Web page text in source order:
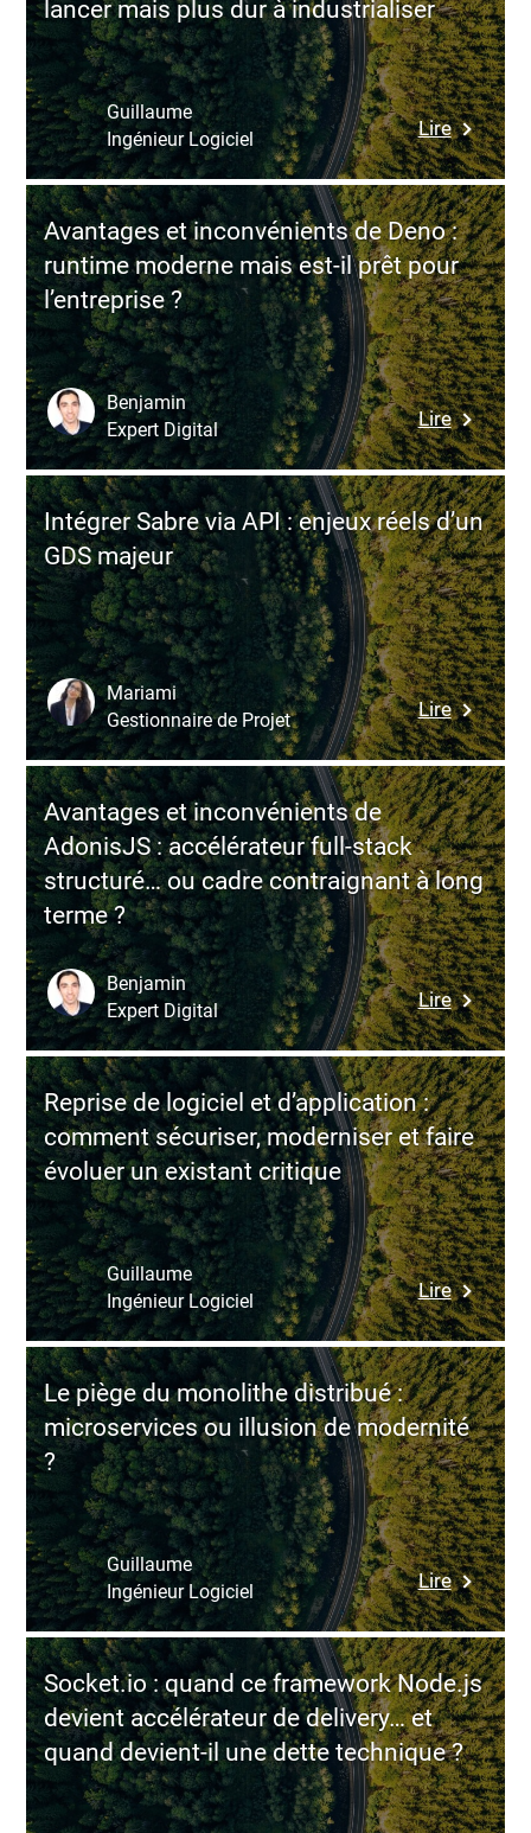
élevé
pourquoi
elle
excelle
sur
le
planning,
le
et
les
règles
“réelles”
lancer mais plus dur à industrialiser
Lire:
et
de
React
Native
:
un
seul
rapide
à
lancer
mais
plus
dur
à
Guillaume
Ingénieur Logiciel
Avantages et inconvénients de Deno :
runtime moderne mais est-il prêt pour
l’entreprise ?
Lire:
et
de
Deno
:
runtime
moderne
mais
est-
il
prêt
pour
?
Benjamin
Expert Digital
Intégrer Sabre via API : enjeux réels d’un
GDS majeur
Lire:
Intégrer
Sabre
via
API
:
enjeux
réels
d’un
GDS
majeur
Mariami
Gestionnaire de Projet
Avantages et inconvénients de
AdonisJS : accélérateur full-stack
structuré… ou cadre contraignant à long
terme ?
Lire:
et
de
:
full-
stack
ou
cadre
à
long
terme
?
Benjamin
Expert Digital
Reprise de logiciel et d’application :
comment sécuriser, moderniser et faire
évoluer un existant critique
Lire:
Reprise
de
logiciel
et
:
et
faire
évoluer
un
existant
critique
Guillaume
Ingénieur Logiciel
Le piège du monolithe distribué :
microservices ou illusion de modernité
?
Lire:
Le
piège
du
distribué
:
ou
Guillaume
Ingénieur Logiciel
Socket.io : quand ce framework Node.js
devient accélérateur de delivery… et
quand devient-il une dette technique ?